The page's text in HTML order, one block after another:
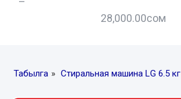
28,000.00сом
Табылга » Стиральная машина LG 6.5 кг